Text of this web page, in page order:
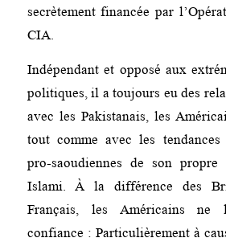
secrètement financée par
CIA.
Indépendant et opposé aux
politiques, il a toujours eu des
avec les Pakistanais, les
tout comme avec les
pro-saoudiennes de son
Islami. À la différence des
Français, les Américains ne
confiance : Particulièrement à